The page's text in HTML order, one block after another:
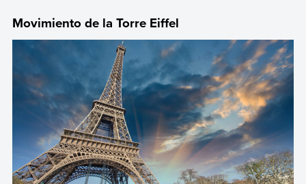
Movimiento de la Torre Eiffel